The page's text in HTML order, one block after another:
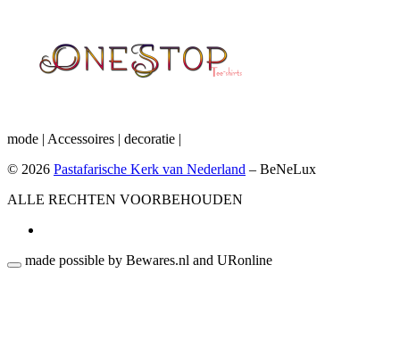
mode | Accessoires | decoratie |
© 2026 Pastafarische Kerk van Nederland – BeNeLux
ALLE RECHTEN VOORBEHOUDEN
made possible by Bewares.nl and URonline